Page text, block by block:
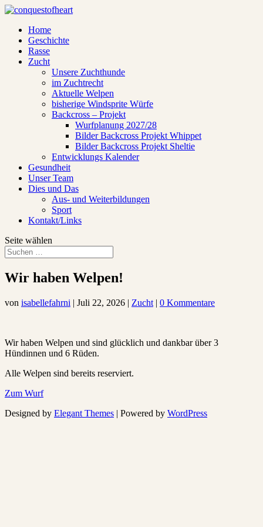
Home
Geschichte
Rasse
Zucht
Unsere Zuchthunde
im Zuchtrecht
Aktuelle Welpen
bisherige Windsprite Würfe
Backcross – Projekt
Wurfplanung 2027/28
Bilder Backcross Projekt Whippet
Bilder Backcross Projekt Sheltie
Entwicklungs Kalender
Gesundheit
Unser Team
Dies und Das
Aus- und Weiterbildungen
Sport
Kontakt/Links
Seite wählen
Wir haben Welpen!
von isabellefahrni | Juli 22, 2026 | Zucht | 0 Kommentare
Wir haben Welpen und sind glücklich und dankbar über 3
Hündinnen und 6 Rüden.
Alle Welpen sind bereits reserviert.
Zum Wurf
Designed by Elegant Themes | Powered by WordPress